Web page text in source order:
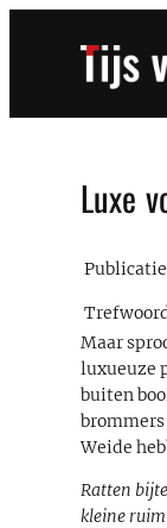
Luxe
Publicatie
Maar
luxueuze
buiten
brommers
Weide
Ratten
kleine